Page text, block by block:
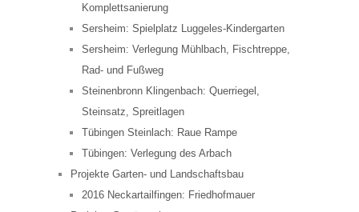
Komplettsanierung
Sersheim: Spielplatz Luggeles-Kindergarten
Sersheim: Verlegung Mühlbach, Fischtreppe,
Rad- und Fußweg
Steinenbronn Klingenbach: Querriegel,
Steinsatz, Spreitlagen
Tübingen Steinlach: Raue Rampe
Tübingen: Verlegung des Arbach
Projekte Garten- und Landschaftsbau
2016 Neckartailfingen: Friedhofmauer